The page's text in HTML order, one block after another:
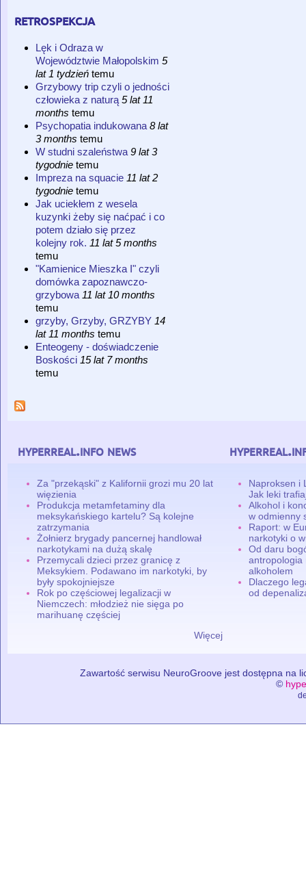
retrospekcja
Lęk i Odraza w
Województwie Małopolskim 5
lat 1 tydzieńtemu
Grzybowy trip czyli o jedności
człowieka z naturą 5 lat 11
months temu
Psychopatia indukowana 8 lat
3 months temu
W studni szaleństwa 9 lat 3
tygodnietemu
Impreza na squacie 11 lat 2
tygodnietemu
Jak uciekłem z wesela
kuzynki żeby się naćpać i co
potem działo się przez
kolejny rok. 11 lat 5 months
temu
"Kamienice Mieszka I" czyli
domówka zapoznawczo-
grzybowa 11 lat 10 months
temu
grzyby, Grzyby, GRZYBY 14
lat 11 months temu
Enteogeny - doświadczenie
Boskości 15 lat 7 months
temu
hyperreal.info news
Za "przekąski" z Kalifornii grozi mu 20 lat
więzienia
Produkcja metamfetaminy dla
meksykańskiego kartelu? Są kolejne
zatrzymania
Żołnierz brygady pancernej handlował
narkotykami na dużą skalę
Przemycali dzieci przez granicę z
Meksykiem. Podawano im narkotyki, by
były spokojniejsze
Rok po częściowej legalizacji w
Niemczech: młodzież nie sięga po
marihuanę częściej
Więcej
Naproksen i
Jak leki
Alkohol i
w odmienny
Raport: w
narkotyki o
Od daru
antropologia
alkoholem
Dlaczego
od
Zawartość serwisu NeuroGroove jest dostępna na
©